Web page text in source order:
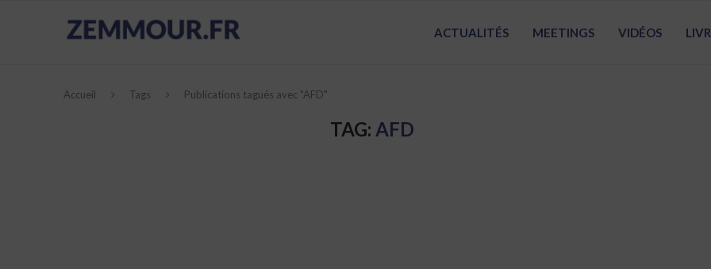
ACTUALITÉS MEETINGS VIDÉOS
Accueil Tags Publications tagués avec "AFD"
TAG: AFD